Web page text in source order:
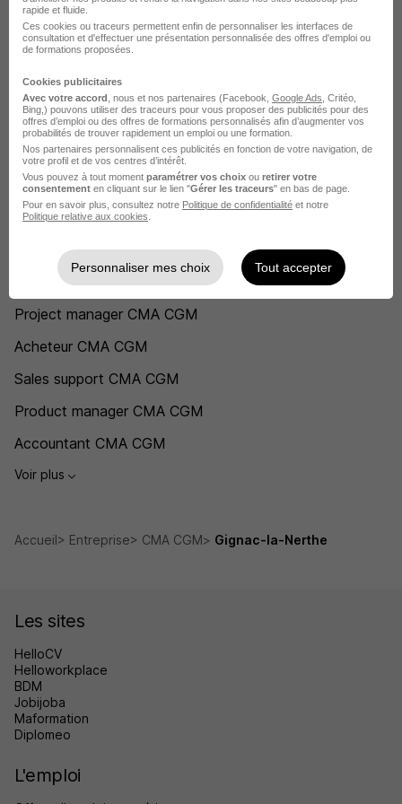
CMA CGM Baie-Mahault
CMA CGM Lyon
CMA CGM Montoir-de-Bretagne
CMA CGM Courbevoie
Voir plus
Voir toutes les offres par ville chez CMA CGM
Product owner CMA CGM
Project manager CMA CGM
Acheteur CMA CGM
Sales support CMA CGM
Product manager CMA CGM
Accountant CMA CGM
Voir plus
Accueil Entreprise CMA CGM Gignac-la-Nerthe
Les sites
HelloCV
Helloworkplace
BDM
Jobijoba
Maformation
Diplomeo
L'emploi
rapide et fluide.
Ces cookies ou traceurs permettent enfin de personnaliser les interfaces de
consultation et d'effectuer une présentation personnalisée des offres d'emploi ou
de formations proposées.
Cookies publicitaires
Avec votre accord , nous et nos partenaires (Facebook, Google Ads , Critéo,
Bing,) pouvons utiliser des traceurs pour vous proposer des publicités pour des
offres d’emploi ou des offres de formations personnalisés afin d’augmenter vos
probabilités de trouver rapidement un emploi ou une formation.
Nos partenaires personnalisent ces publicités en fonction de votre navigation, de
votre profil et de vos centres d’intérêt.
Vous pouvez à tout moment paramétrer vos choix ou retirer votre
consentement en cliquant sur le lien "Gérer les traceurs" en bas de page.
Pour en savoir plus, consultez notre Politique de confidentialité et notre
Politique relative aux cookies
Personnaliser mes choix Tout accepter